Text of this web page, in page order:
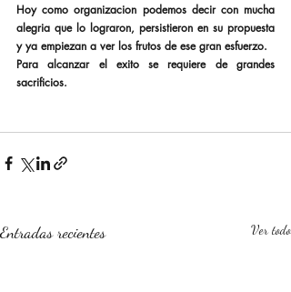
Hoy como organizacion podemos decir con mucha
alegria que lo lograron, persistieron en su propuesta
y ya empiezan a ver los frutos de ese gran esfuerzo.
Para alcanzar el exito se requiere de grandes
sacrificios.
Entradas recientes Ver todo